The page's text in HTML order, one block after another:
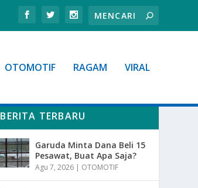
OTOMOTIF RAGAM VIRAL
BERITA TERBARU
Garuda Minta Dana Beli 15
Pesawat, Buat Apa Saja?
Agu 7, 2026 | OTOMOTIF